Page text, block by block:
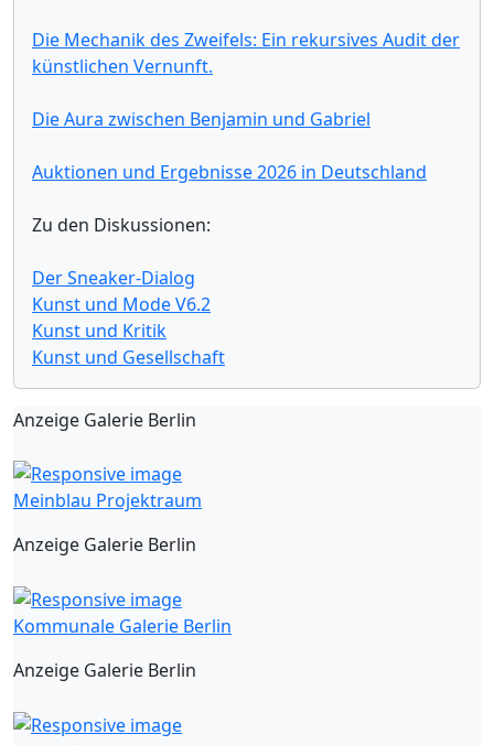
Die Mechanik des Zweifels: Ein rekursives Audit der
künstlichen Vernunft.
Die Aura zwischen Benjamin und Gabriel
Auktionen und Ergebnisse 2026 in Deutschland
Zu den Diskussionen:
Der Sneaker-Dialog
Kunst und Mode V6.2
Kunst und Kritik
Kunst und Gesellschaft
Anzeige Galerie Berlin
Meinblau Projektraum
Anzeige Galerie Berlin
Kommunale Galerie Berlin
Anzeige Galerie Berlin